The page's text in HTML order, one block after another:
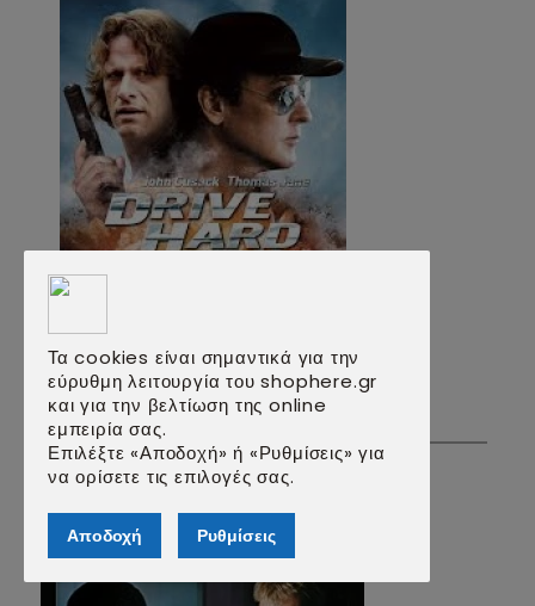
3.00€ 7.90€
✓Διαθέσιμο
Τα cookies είναι σημαντικά για την
εύρυθμη λειτουργία του shophere.gr
και για την βελτίωση της online
εμπειρία σας.
Επιλέξτε «Αποδοχή» ή «Ρυθμίσεις» για
να ορίσετε τις επιλογές σας.
Αποδοχή Ρυθμίσεις